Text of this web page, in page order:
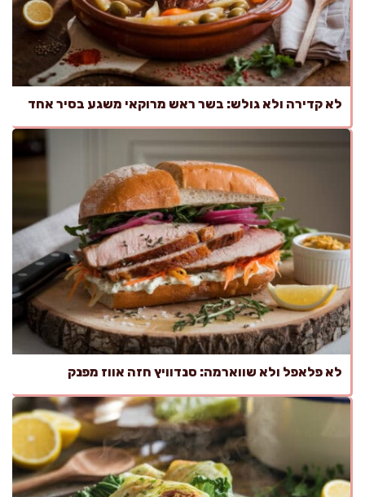
לא קדירה ולא גולש: בשר ראש מרוקאי משגע בסיר אחד
לא פלאפל ולא שווארמה: סנדוויץ חזה אווז מפנק